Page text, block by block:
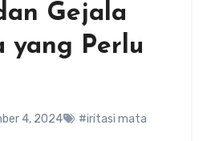
Gejala
yang Perlu
4, 2024 #iritasi mata